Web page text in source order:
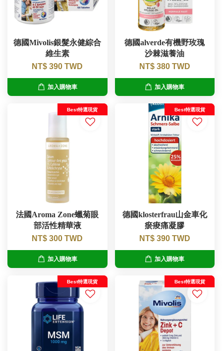
德國Mivolis銀髮永健綜合
維生素
NT$ 390 TWD
加入購物車
德國alverde有機野玫瑰
沙棘滋養油
NT$ 380 TWD
加入購物車
Best特選現貨
法國Aroma Zone蠟菊眼
部活性精華液
NT$ 300 TWD
加入購物車
Best特選現貨
德國klosterfrau山金車化
瘀痠痛凝膠
NT$ 390 TWD
加入購物車
Best特選現貨 Best特選現貨